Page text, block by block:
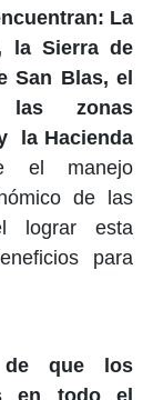
La
la Sierra de
San Blas, el
zonas
la Hacienda
el manejo
de las
lograr esta
para
de que los
en todo el